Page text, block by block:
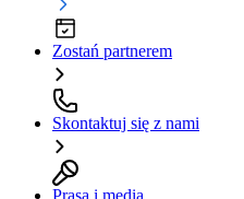
Zostań partnerem
Skontaktuj się z nami
Prasa i media